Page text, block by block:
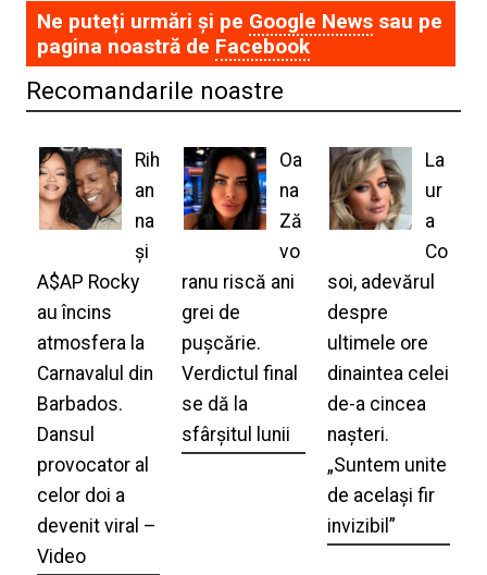
Ne puteți urmări și pe Google Newssau pe
pagina noastră de Facebook
Recomandarile noastre
Rih
an
na
și
A$AP Rocky
au încins
atmosfera la
Carnavalul din
Barbados.
Dansul
provocator al
celor doi a
devenit viral –
Video
Oa
na
Ză
vo
ranu riscă ani
grei de
pușcărie.
Verdictul final
se dă la
sfârșitul lunii
La
ur
a
Co
soi, adevărul
despre
ultimele ore
dinaintea celei
de-a cincea
nașteri.
„Suntem unite
de același fir
invizibil”